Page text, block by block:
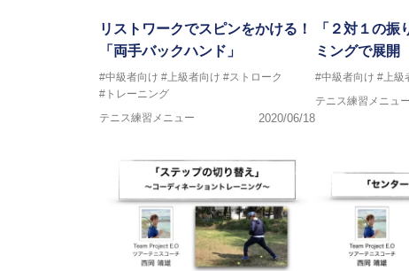
リストワークでスピンをかける！
「両手バックハンド」
#中級者向け #上級者向け #ストローク
#トレーニング
テニス練習メニュー
2020/06/18
「２対１の振
ミングで展開
#中級者向け #上級
テニス練習メニュー